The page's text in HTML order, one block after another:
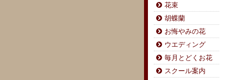
花束
胡蝶蘭
お悔やみの花
ウエディング
毎月とどくお花
スクール案内